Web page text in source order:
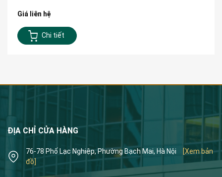
Giá liên hệ
Chi tiết
ĐỊA CHỈ CỬA HÀNG
76-78 Phố Lạc Nghiệp, Phường Bạch Mai, Hà Nội
[Xem bản
đồ]